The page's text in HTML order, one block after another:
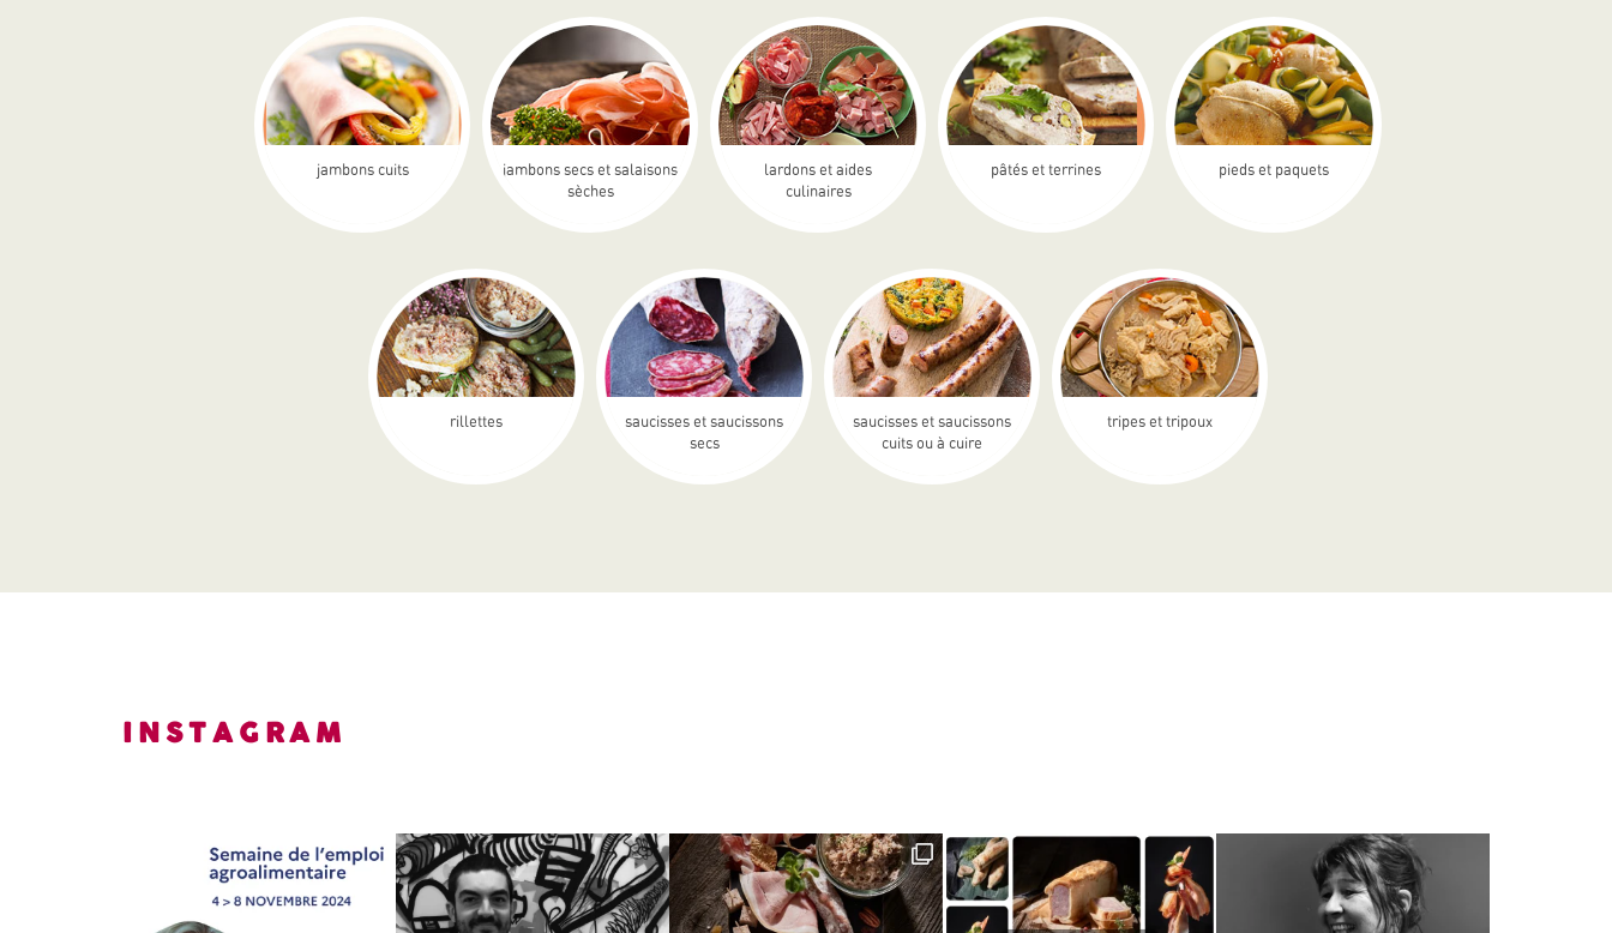
jambons cuits
jambons secs et salaisons
sèches
lardons et aides
culinaires
pâtés et terrines pieds et paquets
rillettes
saucisses et saucissons
secs
saucisses et saucissons
cuits ou à cuire
tripes et tripoux
INSTAGRAM